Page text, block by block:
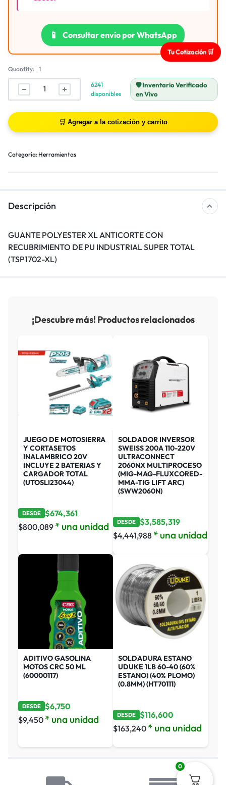
📱 Consultar envío por WhatsApp
Quantity: 1
6241
disponibles
🛡️ Inventario Verificado
en Vivo
Categoría: Herramientas
Descripción
GUANTE POLYESTER XL ANTICORTE CON
RECUBRIMIENTO DE PU INDUSTRIAL SUPER TOTAL
(TSP1702-XL)
¡Descubre más! Productos relacionados
JUEGO DE MOTOSIERRA
Y CORTASETOS
INALAMBRICO 20V
INCLUYE 2 BATERIAS Y
CARGADOR TOTAL
(UTOSLI23044)
DESDE $674,361
$800,089 * una unidad
SOLDADOR INVERSOR
SWEISS 200A 110-220V
ULTRACONNECT
2060NX MULTIPROCESO
(MIG-MAG-FLUXCORED-
MMA-TIG LIFT ARC)
(SWW2060N)
DESDE $3,585,319
$4,441,988 * una unidad
ADITIVO GASOLINA
MOTOS CRC 50 ML
(60000117)
DESDE $6,750
$9,450 * una unidad
SOLDADURA ESTANO
UDUKE 1LB 60-40 (60%
ESTANO) (40% PLOMO)
(0.8MM) (HT70111)
DESDE $116,600
$163,240 * una unidad
Tu Cotización 🛒
0